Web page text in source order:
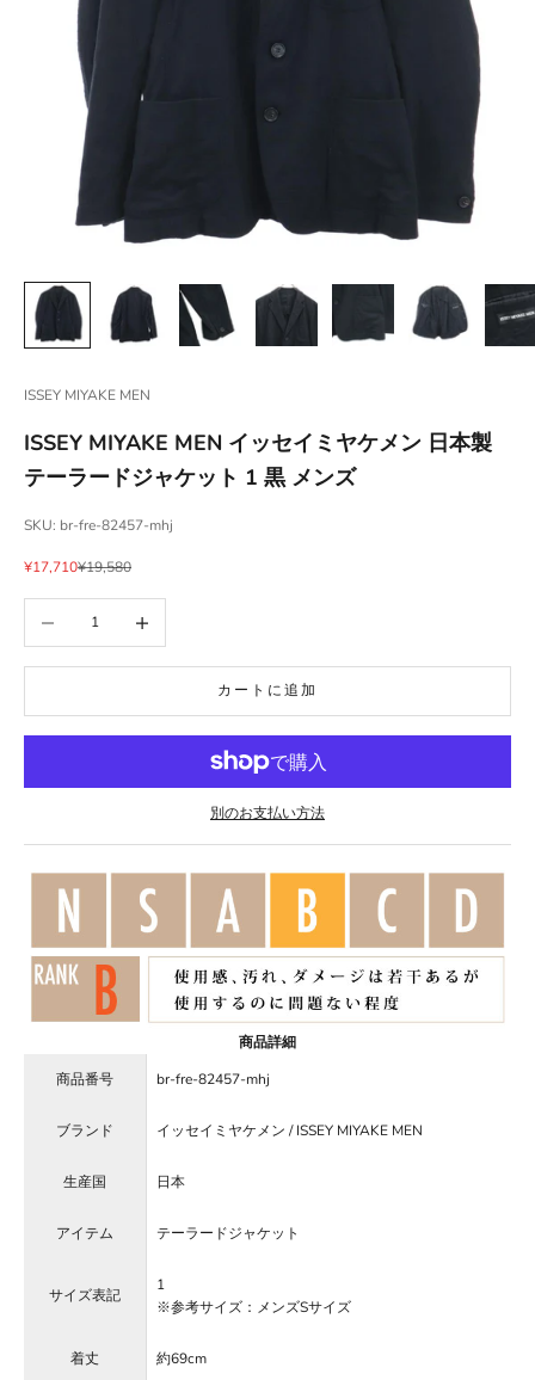
ISSEY MIYAKE MEN
ISSEY MIYAKE MEN イッセイミヤケメン 日本製
テーラードジャケット 1 黒 メンズ
SKU: br-fre-82457-mhj
セール価格
¥17,710通常価格
¥19,580
カートに追加
別のお支払い方法
商品詳細
商品番号
br-fre-82457-mhj
ブランド イッセイミヤケメン / ISSEY MIYAKE MEN
生産国 日本
アイテム テーラードジャケット
サイズ表記
1
※参考サイズ：メンズSサイズ
着丈 約69cm